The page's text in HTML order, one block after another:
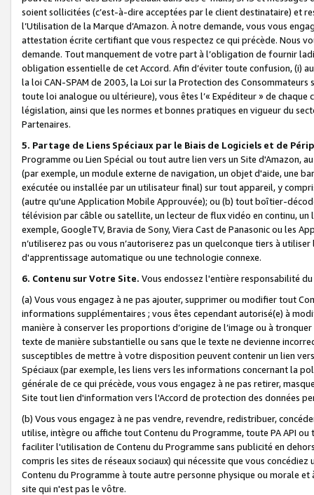
soient sollicitées (c’est-à-dire acceptées par le client destinataire) et
l’Utilisation de la Marque d’Amazon. À notre demande, vous vous
attestation écrite certifiant que vous respectez ce qui précède. Nous
demande. Tout manquement de votre part à l’obligation de fournir
obligation essentielle de cet Accord. Afin d’éviter toute confusion, (i)
la loi CAN-SPAM de 2003, la Loi sur la Protection des
toute loi analogue ou ultérieure), vous êtes l’« Expéditeur » de
législation, ainsi que les normes et bonnes pratiques en vigueur du
Partenaires.
5. Partage de Liens Spéciaux par le Biais de Logiciels et de
Programme ou Lien Spécial ou tout autre lien vers un Site d'Amazon,
(par exemple, un module externe de navigation, un objet d'aide, une
exécutée ou installée par un utilisateur final) sur tout appareil, y
(autre qu'une Application Mobile Approuvée); ou (b) tout boîtier-
télévision par câble ou satellite, un lecteur de flux vidéo en continu,
exemple, GoogleTV, Bravia de Sony, Viera Cast de Panasonic ou les
n’utiliserez pas ou vous n’autoriserez pas un quelconque tiers à
d'apprentissage automatique ou une technologie connexe.
6. Contenu sur Votre Site. Vous endossez l'entière responsabilité
(a) Vous vous engagez à ne pas ajouter, supprimer ou modifier tout
informations supplémentaires ; vous êtes cependant autorisé(e) à
manière à conserver les proportions d’origine de l’image ou à
texte de manière substantielle ou sans que le texte ne devienne
susceptibles de mettre à votre disposition peuvent contenir un lien
Spéciaux (par exemple, les liens vers les informations concernant la
générale de ce qui précède, vous vous engagez à ne pas retirer,
Site tout lien d'information vers l'Accord de protection des données
(b) Vous vous engagez à ne pas vendre, revendre, redistribuer,
utilise, intègre ou affiche tout Contenu du Programme, toute PA API
faciliter l'utilisation de Contenu du Programme sans publicité en
compris les sites de réseaux sociaux) qui nécessite que vous
Contenu du Programme à toute autre personne physique ou morale
site qui n'est pas le vôtre.